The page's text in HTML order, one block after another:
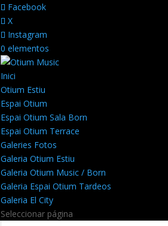
Facebook
X
Instagram
0 elementos
Inici
Otium Estiu
Espai Otium
Espai Otium Sala Born
Espai Otium Terrace
Galeries Fotos
Galeria Otium Estiu
Galeria Otium Music / Born
Galeria Espai Otium Tardeos
Galeria El City
Seleccionar página